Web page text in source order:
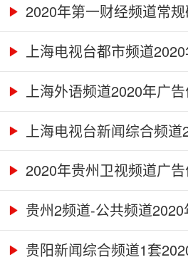
2020年第一财经频道常
上海电视台都市频道
上海外语频道2020年广
上海电视台新闻综合频
2020年贵州卫视频道广
贵州2频道-公共频道
贵阳新闻综合频道1套